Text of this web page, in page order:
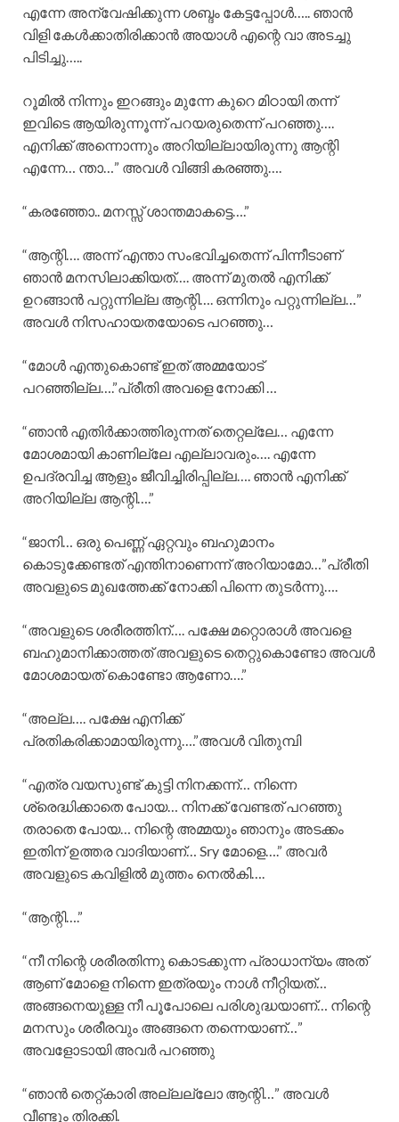
എന്നേ അന്വേഷിക്കുന്ന ശബ്ദം കേട്ടപ്പോൾ….. ഞാൻ
വിളി കേൾക്കാതിരിക്കാൻ അയാൾ എന്റെ വാ അടച്ചു
പിടിച്ചു…..
റൂമിൽ നിന്നും ഇറങ്ങും മുന്നേ കുറെ മിഠായി തന്ന്
ഇവിടെ ആയിരുന്നൂന്ന് പറയരുതെന്ന് പറഞ്ഞു….
എനിക്ക് അന്നൊന്നും അറിയില്ലായിരുന്നു ആന്റി
എന്നേ… ന്താ…” അവൾ വിങ്ങി കരഞ്ഞു….
“കരഞ്ഞോ.. മനസ്സ് ശാന്തമാകട്ടെ….”
“ആന്റി…. അന്ന് എന്താ സംഭവിച്ചതെന്ന് പിന്നീടാണ്
ഞാൻ മനസിലാക്കിയത്…. അന്ന് മുതൽ എനിക്ക്
ഉറങ്ങാൻ പറ്റുന്നില്ല ആന്റി…. ഒന്നിനും പറ്റുന്നില്ല…”
അവൾ നിസഹായതയോടെ പറഞ്ഞു…
“മോൾ എന്തുകൊണ്ട് ഇത് അമ്മയോട്
പറഞ്ഞില്ല….”പ്രീതി അവളെ നോക്കി …
“ഞാൻ എതിർക്കാത്തിരുന്നത് തെറ്റല്ലേ… എന്നേ
മോശമായി കാണില്ലേ എല്ലാവരും…. എന്നേ
ഉപദ്രവിച്ച ആളും ജീവിച്ചിരിപ്പില്ല…. ഞാൻ എനിക്ക്
അറിയില്ല ആന്റി….”
“ജാനി… ഒരു പെണ്ണ് ഏറ്റവും ബഹുമാനം
കൊടുക്കേണ്ടത് എന്തിനാണെന്ന് അറിയാമോ…”പ്രീതി
അവളുടെ മുഖത്തേക്ക് നോക്കി പിന്നെ തുടർന്നു….
“അവളുടെ ശരീരത്തിന്…. പക്ഷേ മറ്റൊരാൾ അവളെ
ബഹുമാനിക്കാത്തത് അവളുടെ തെറ്റുകൊണ്ടോ അവൾ
മോശമായത് കൊണ്ടോ ആണോ….”
“അല്ല…. പക്ഷേ എനിക്ക്
പ്രതികരിക്കാമായിരുന്നു….”അവൾ വിതുമ്പി
“എത്ര വയസുണ്ട് കുട്ടി നിനക്കന്ന്… നിന്നെ
ശ്രെദ്ധിക്കാതെ പോയ… നിനക്ക് വേണ്ടത് പറഞ്ഞു
തരാതെ പോയ… നിന്റെ അമ്മയും ഞാനും അടക്കം
ഇതിന് ഉത്തര വാദിയാണ്… Sry മോളെ….” അവർ
അവളുടെ കവിളിൽ മുത്തം നെൽകി….
“ആന്റി….”
“നീ നിന്റെ ശരീരതിന്നു കൊടക്കുന്ന പ്രാധാന്യം അത്‌
ആണ് മോളെ നിന്നെ ഇത്രയും നാൾ നീറ്റിയത്…
അങ്ങനെയുള്ള നീ പൂപോലെ പരിശുദ്ധയാണ്… നിന്റെ
മനസും ശരീരവും അങ്ങനെ തന്നെയാണ്…”
അവളോടായി അവർ പറഞ്ഞു
“ഞാൻ തെറ്റ്കാരി അല്ലല്ലോ ആന്റി…” അവൾ
വീണ്ടും തിരക്കി.